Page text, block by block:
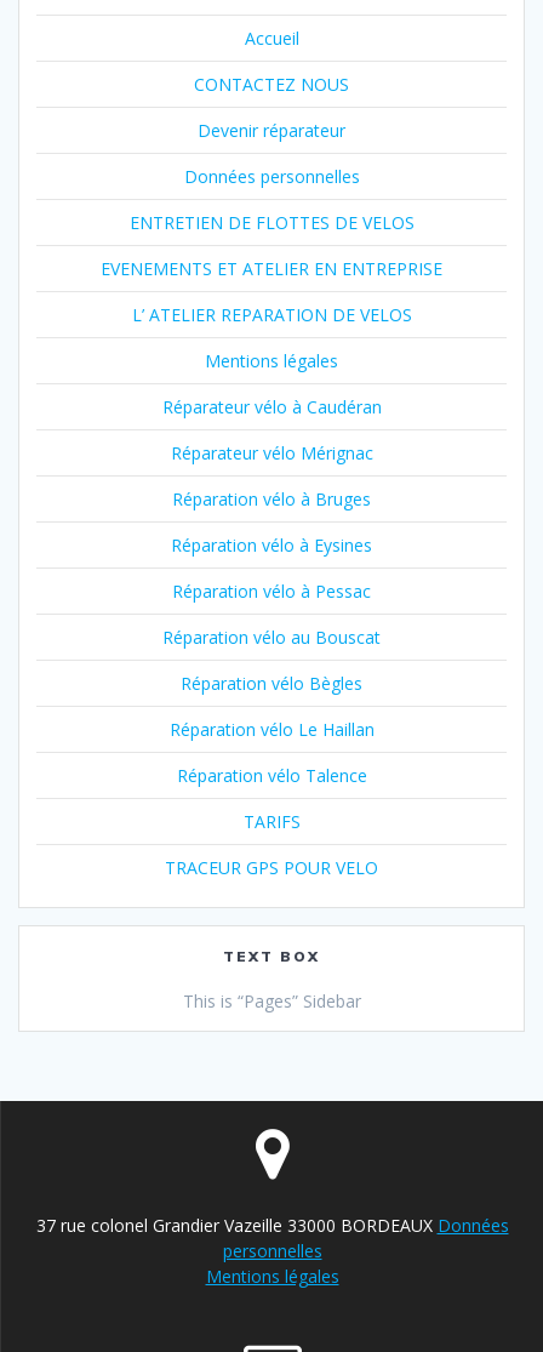
Accueil
CONTACTEZ NOUS
Devenir réparateur
Données personnelles
ENTRETIEN DE FLOTTES DE VELOS
EVENEMENTS ET ATELIER EN ENTREPRISE
L’ ATELIER REPARATION DE VELOS
Mentions légales
Réparateur vélo à Caudéran
Réparateur vélo Mérignac
Réparation vélo à Bruges
Réparation vélo à Eysines
Réparation vélo à Pessac
Réparation vélo au Bouscat
Réparation vélo Bègles
Réparation vélo Le Haillan
Réparation vélo Talence
TARIFS
TRACEUR GPS POUR VELO
TEXT BOX
This is “Pages” Sidebar
37 rue colonel Grandier Vazeille 33000 BORDEAUX Données
personnelles
Mentions légales